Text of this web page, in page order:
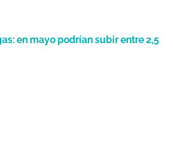
en mayo podrían subir entre 2,5